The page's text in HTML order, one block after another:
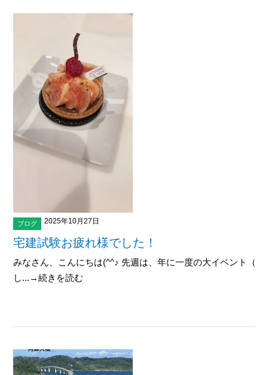
ブログ 2025年10月27日
宅建試験お疲れ様でした！
みなさん、こんにちは(^^♪ 先週は、年に一度の大イベント（
し...→続きを読む